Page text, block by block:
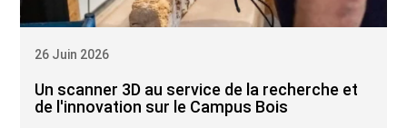
Un scanner 3D au service de la recherche et
de l'innovation sur le Campus Bois
26 Juin 2026